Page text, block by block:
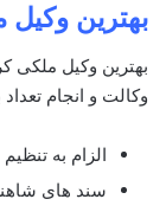
بهترین
بهترین وکیل ملکی
وکالت و انجام
الزام به
سند های